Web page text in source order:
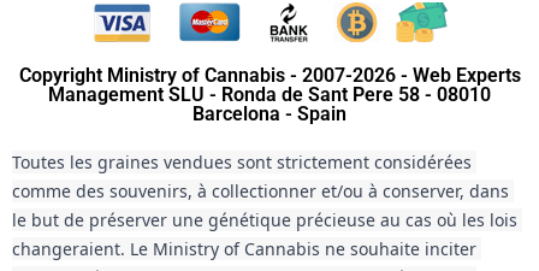
Copyright Ministry of Cannabis - 2007-2026 - Web Experts
Management SLU - Ronda de Sant Pere 58 - 08010
Barcelona - Spain
Toutes les graines vendues sont strictement considérées
comme des souvenirs, à collectionner et/ou à conserver, dans
le but de préserver une génétique précieuse au cas où les lois
changeraient. Le Ministry of Cannabis ne souhaite inciter